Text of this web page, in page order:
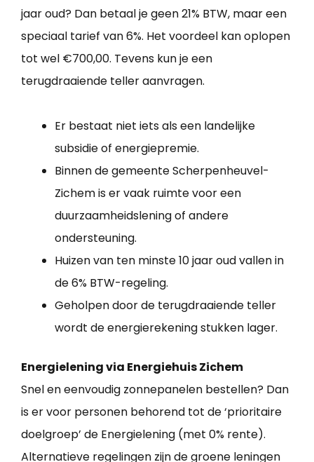
jaar oud? Dan betaal je geen 21% BTW, maar een
speciaal tarief van 6%. Het voordeel kan oplopen
tot wel €700,00. Tevens kun je een
terugdraaiende teller aanvragen.
Er bestaat niet iets als een landelijke
subsidie of energiepremie.
Binnen de gemeente Scherpenheuvel-
Zichem is er vaak ruimte voor een
duurzaamheidslening of andere
ondersteuning.
Huizen van ten minste 10 jaar oud vallen in
de 6% BTW-regeling.
Geholpen door de terugdraaiende teller
wordt de energierekening stukken lager.
Energielening via Energiehuis Zichem
Snel en eenvoudig zonnepanelen bestellen? Dan
is er voor personen behorend tot de ‘prioritaire
doelgroep’ de Energielening (met 0% rente).
Alternatieve regelingen zijn de groene leningen